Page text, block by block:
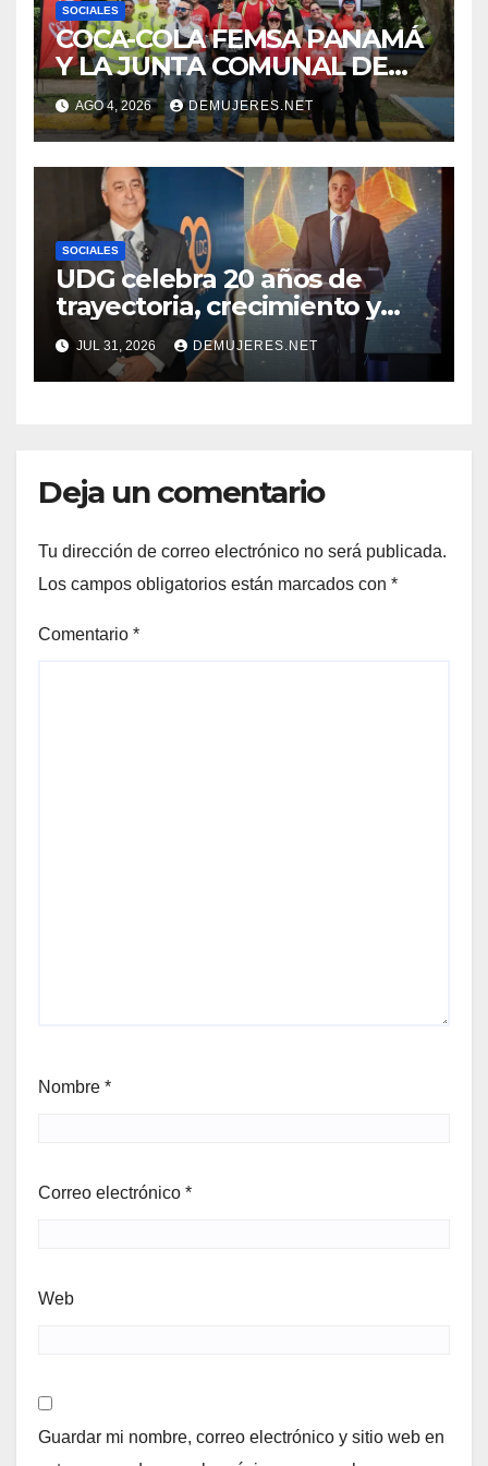
SOCIALES
COCA-COLA FEMSA PANAMÁ
Y LA JUNTA COMUNAL DE
BETANIA IMPULSAN
JORNADA DE LIMPIEZA
PARA FORTALECER EL
CUIDADO DE LOS ESPACIOS
COMUNITARIOS
AGO 4, 2026 DEMUJERES.NET
SOCIALES
UDG celebra 20 años de
trayectoria, crecimiento y
compromiso con Panamá
JUL 31, 2026 DEMUJERES.NET
Deja un comentario
Tu dirección de correo electrónico no será publicada.
Los campos obligatorios están marcados con *
Comentario *
Nombre *
Correo electrónico *
Web
Guardar mi nombre, correo electrónico y sitio web en